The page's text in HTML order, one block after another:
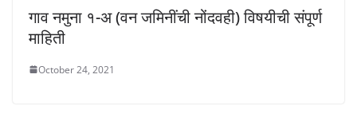
गाव नमुना १-अ (वन जमिनींची नोंदवही) विषयीची संपूर्ण
माहिती
October 24, 2021